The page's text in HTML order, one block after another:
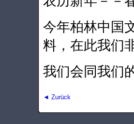
今年柏林中国
料，在此我们
我们会同我们
◄ Zurück